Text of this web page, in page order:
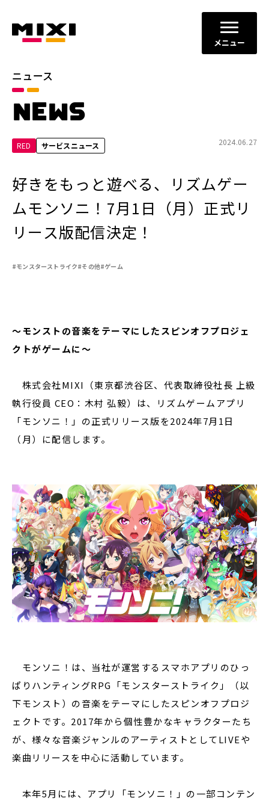
メニュー
ニュース
NEWS
RED サービスニュース 2024.06.27
好きをもっと遊べる、リズムゲー
ムモンソニ！7月1日（月）正式リ
リース版配信決定！
#モンスターストライク#その他#ゲーム
～モンストの音楽をテーマにしたスピンオフプロジェ
クトがゲームに～
株式会社MIXI（東京都渋谷区、代表取締役社長 上級
執行役員 CEO：木村 弘毅）は、リズムゲームアプリ
「モンソニ！」の正式リリース版を2024年7月1日
（月）に配信します。
モンソニ！は、当社が運営するスマホアプリのひっ
ぱりハンティングRPG「モンスターストライク」（以
下モンスト）の音楽をテーマにしたスピンオフプロジ
ェクトです。2017年から個性豊かなキャラクターたち
が、様々な音楽ジャンルのアーティストとしてLIVEや
楽曲リリースを中心に活動しています。
本年5月には、アプリ「モンソニ！」の一部コンテン
カテゴリ
お知らせ
2026年 2025年